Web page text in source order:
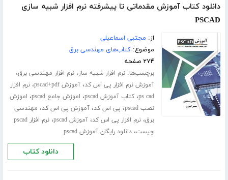
دانلود کتاب آموزش مقدماتی تا پیشرفته نرم افزار شبیه سازی
PSCAD
از: مجتبی اسماعیلی
موضوع:کتاب‌های مهندسی برق
۲۷۴ صفحه
برچسب‌ها:نرم افزار شبیه ساز،نرم افزار مهندسی برق،
آموزش نرم افزار پی اس کد،آموزش pscad+pdf ،نرم افزار
ps cad،کتاب آموزش pscad ، اموزش جامع pscad ، اموزش
نصب pscad
، پی اس کد،آموزش پی اس کد، مهندسی
برق،نرم افزار پی اس کد،آموزش pscad ،
نرم افزار pscad
چیست،دانلود رایگان آموزش pscad
دانلود کتاب